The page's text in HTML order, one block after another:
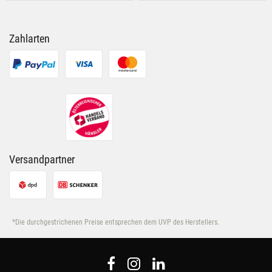
Zahlarten
Versandpartner
*Die durchgestrichenen Preise entsprechen dem UVP des Herstellers.